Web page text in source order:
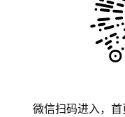
微信扫码进入，首